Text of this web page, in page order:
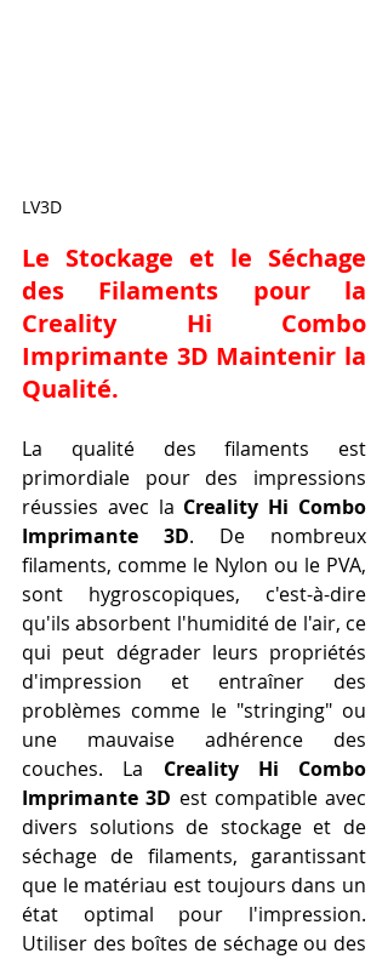
LV3D
Le Stockage et le Séchage
des Filaments pour la
Creality Hi Combo
Imprimante 3D Maintenir la
Qualité.
La qualité des filaments est
primordiale pour des impressions
réussies avec la Creality Hi Combo
Imprimante 3D. De nombreux
filaments, comme le Nylon ou le PVA,
sont hygroscopiques, c'est-à-dire
qu'ils absorbent l'humidité de l'air, ce
qui peut dégrader leurs propriétés
d'impression et entraîner des
problèmes comme le "stringing" ou
une mauvaise adhérence des
couches. La Creality Hi Combo
Imprimante 3D est compatible avec
divers solutions de stockage et de
séchage de filaments, garantissant
que le matériau est toujours dans un
état optimal pour l'impression.
Utiliser des boîtes de séchage ou des